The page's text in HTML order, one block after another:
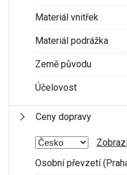
Materiál vnitřek
Materiál podrážka
Země původu
Účelovost
Ceny dopravy
Osobní převzetí